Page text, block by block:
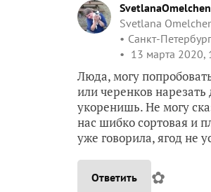
Svetlana
Санкт-Петербург
13 марта 2020,
Люда, могу
или черенков нарезать
укоренишь. Не могу
нас шибко сортовая и
уже говорила, ягод не
Ответить ✿